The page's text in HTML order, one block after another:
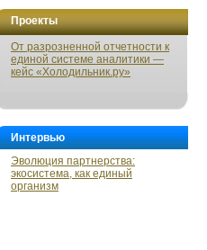
Проекты
От разрозненной отчетности к
единой системе аналитики —
кейс «Холодильник.ру»
Интервью
Эволюция партнерства:
экосистема, как единый
организм